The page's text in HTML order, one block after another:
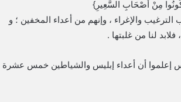
مِنْ أَصْحَابِ السَّعِيرِ}
والإغراء ، وإنهم من أعداء المخفين ؛ و
لنا من غلبتها .
إعلموا أن أعداء إبليس والشياطين خمس عشرة